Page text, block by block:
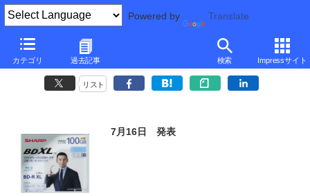
Powered by Translate
カテゴリ 過去記事 検索 Impressサイト
シャープとパイオニア、最大128GBに対応したBDXLドライブを開発
～BDレコーダに搭載。100GBのBDXLメディアも発売
リスト
7月16日 発表